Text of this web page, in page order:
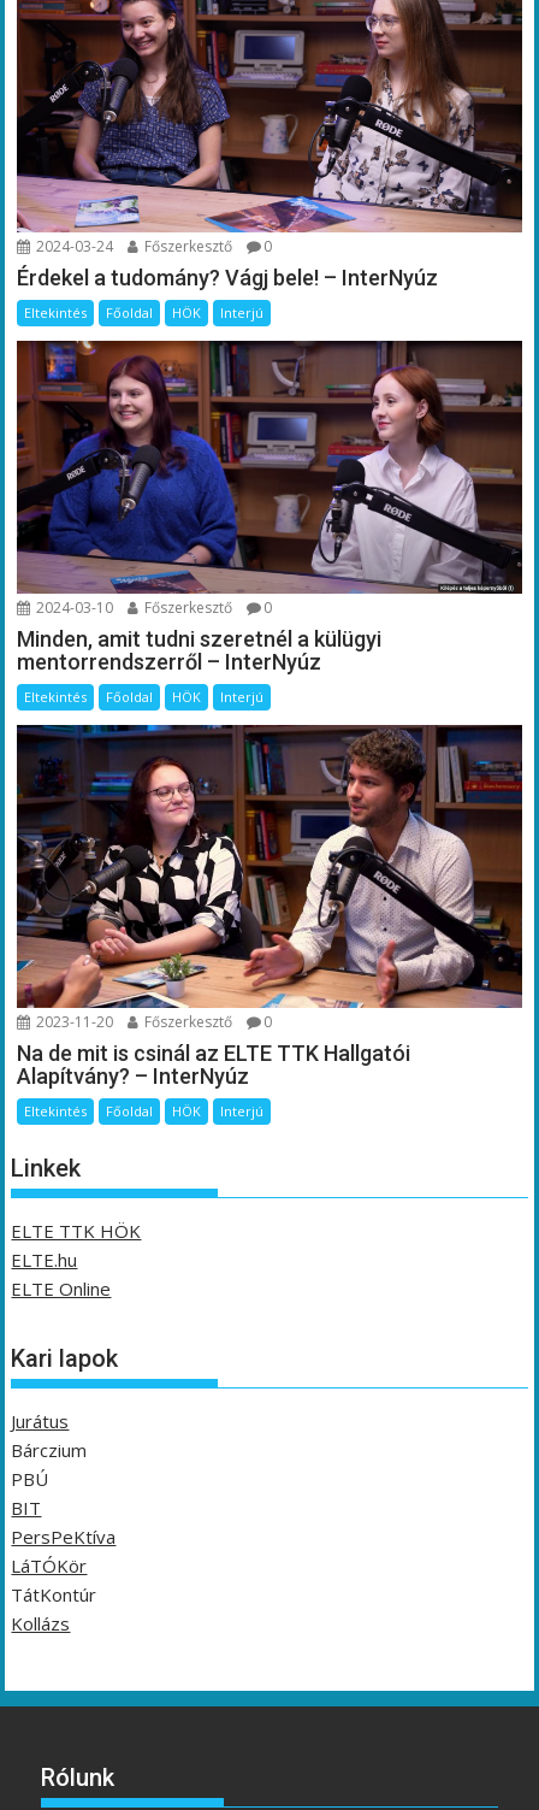
2024-03-24 Főszerkesztő 0
Érdekel a tudomány? Vágj bele! – InterNyúz
Eltekintés Főoldal HÖK Interjú
2024-03-10 Főszerkesztő 0
Minden, amit tudni szeretnél a külügyi
mentorrendszerről – InterNyúz
Eltekintés Főoldal HÖK Interjú
2023-11-20 Főszerkesztő 0
Na de mit is csinál az ELTE TTK Hallgatói
Alapítvány? – InterNyúz
Eltekintés Főoldal HÖK Interjú
Linkek
ELTE TTK HÖK
ELTE.hu
ELTE Online
Kari lapok
Jurátus
Bárczium
PBÚ
BIT
PersPeKtíva
LáTÓKör
TátKontúr
Kollázs
Rólunk